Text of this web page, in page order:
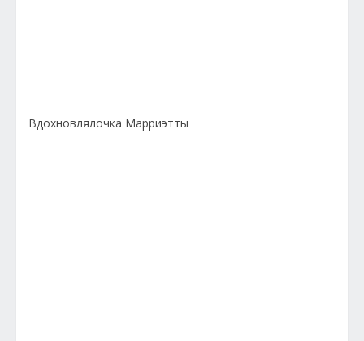
Вдохновлялочка Марриэтты